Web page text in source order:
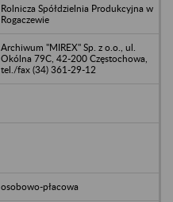
Rolnicza Spółdzielnia Produkcyjna w
Rogaczewie
Archiwum "MIREX" Sp. z o.o., ul.
Okólna 79C, 42-200 Częstochowa,
tel./fax (34) 361-29-12
osobowo-płacowa